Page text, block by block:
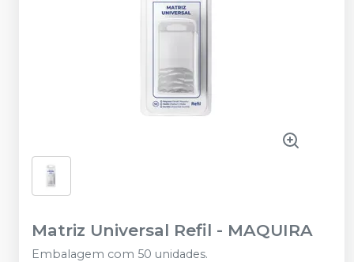
Matriz Universal Refil - MAQUIRA
Embalagem com 50 unidades.